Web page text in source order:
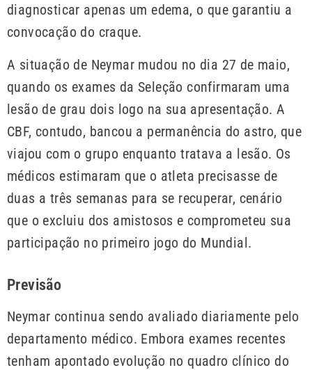
diagnosticar apenas um edema, o que garantiu a
convocação do craque.
A situação de Neymar mudou no dia 27 de maio,
quando os exames da Seleção confirmaram uma
lesão de grau dois logo na sua apresentação. A
CBF, contudo, bancou a permanência do astro, que
viajou com o grupo enquanto tratava a lesão. Os
médicos estimaram que o atleta precisasse de
duas a três semanas para se recuperar, cenário
que o excluiu dos amistosos e comprometeu sua
participação no primeiro jogo do Mundial.
Previsão
Neymar continua sendo avaliado diariamente pelo
departamento médico. Embora exames recentes
tenham apontado evolução no quadro clínico do